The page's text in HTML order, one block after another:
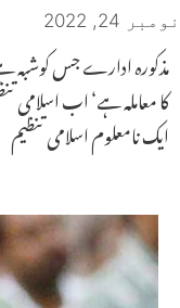
نومبر 24, 2022
مذکورہ ادارے جس کوشبہ
کا معاملہ ہے‘ اب
ایک نامعلوم اسلامی تنظیم